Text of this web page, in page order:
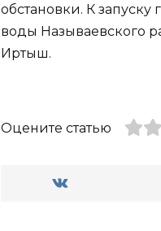
обстановки. К запуску
воды Называевского
Иртыш.
Оцените статью